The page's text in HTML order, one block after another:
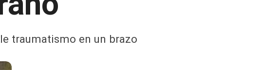
traumatismo en un brazo